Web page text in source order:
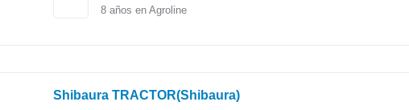
8años en Agroline
Shibaura TRACTOR(Shibaura)